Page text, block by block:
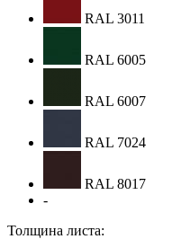
RAL 3011
RAL 6005
RAL 6007
RAL 7024
RAL 8017
-
Толщина листа: